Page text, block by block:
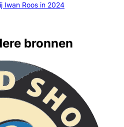
Iwan Roos in 2024
bronnen